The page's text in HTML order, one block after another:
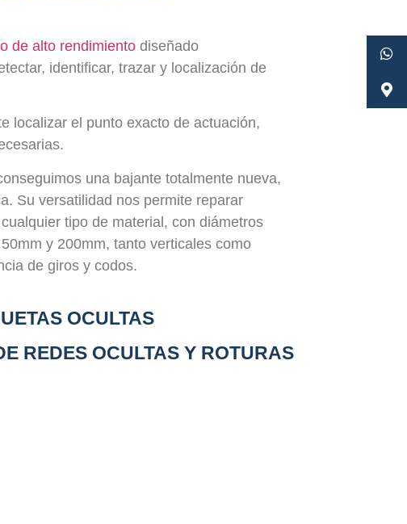
de alto rendimiento diseñado
identificar, trazar y localización de
localizar el punto exacto de actuación,
una bajante totalmente nueva,
Su versatilidad nos permite reparar
tipo de material, con diámetros
y 200mm, tanto verticales como
de giros y codos.
OCULTAS
REDES OCULTAS Y ROTURAS